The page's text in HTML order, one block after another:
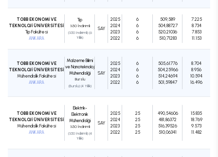
TOBB EKONOMİ VE
TEKNOLOJİ ÜNİVERSİTESİ
Tıp Fakültesi
ANKARA
Tıp
%50 İndirimli
(%50 İndirimli) (6
Yıllık)
SAY
2025
2024
2023
2022
6
6
6
6
509,589
504,88727
520,21036
510,71283
7.225
8.734
7.853
11.153
TOBB EKONOMİ VE
TEKNOLOJİ ÜNİVERSİTESİ
Mühendislik Fakültesi
ANKARA
Malzeme Bilimi
ve Nanoteknoloji
Mühendisliği
Burslu
(Burslu) (4 Yıllık)
SAY
2025
2024
2023
2022
6
6
6
6
505,61776
504,25966
514,24694
501,59847
8.704
8.956
10.594
16.496
TOBB EKONOMİ VE
TEKNOLOJİ ÜNİVERSİTESİ
Mühendislik Fakültesi
ANKARA
Elektrik-
Elektronik
Mühendisliği
%50 İndirimli
(%50 İndirimli) (4
Yıllık)
SAY
2025
2024
2023
2022
25
25
25
25
490,54606
481,86372
516,39526
510,06341
15.835
18.769
9.573
11.482